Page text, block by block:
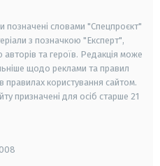
позначені словами "Спецпроєкт"
з позначкою "Експерт",
та героїв. Редакція може
щодо реклами та правил
користування сайтом.
призначені для осіб старше 21